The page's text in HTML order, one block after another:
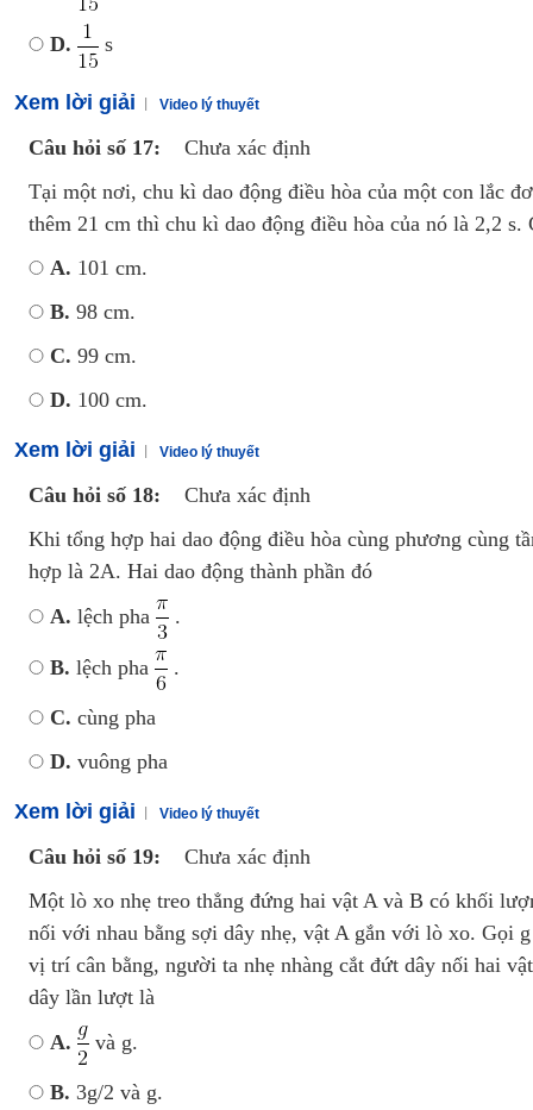
D. s
Xem lời giải Video lý thuyết
Câu hỏi số 17:
Chưa xác định
Tại một nơi, chu kì dao động điều hòa của một con lắc
thêm 21 cm thì chu kì dao động điều hòa của nó là 2,2 s.
A. 101 cm.
B. 98 cm.
C. 99 cm.
D. 100 cm.
Xem lời giải Video lý thuyết
Câu hỏi số 18:
Chưa xác định
Khi tổng hợp hai dao động điều hòa cùng phương cùng
hợp là 2A. Hai dao động thành phần đó
A. lệch pha .
B. lệch pha .
C. cùng pha
D. vuông pha
Xem lời giải Video lý thuyết
Câu hỏi số 19:
Chưa xác định
Một lò xo nhẹ treo thẳng đứng hai vật A và B có khối
nối với nhau bằng sợi dây nhẹ, vật A gắn với lò xo. Gọi
vị trí cân bằng, người ta nhẹ nhàng cắt đứt dây nối hai
dây lần lượt là
A.
và g.
B. 3g/2 và g.